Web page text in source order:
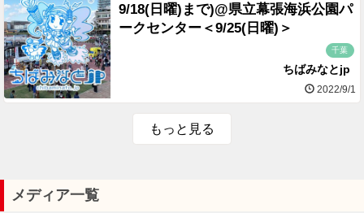
9/18(日曜)まで)@県立幕張海浜公園パ
ークセンター＜9/25(日曜)＞
千葉
ちばみなとjp
2022/9/1
もっと見る
メディア一覧